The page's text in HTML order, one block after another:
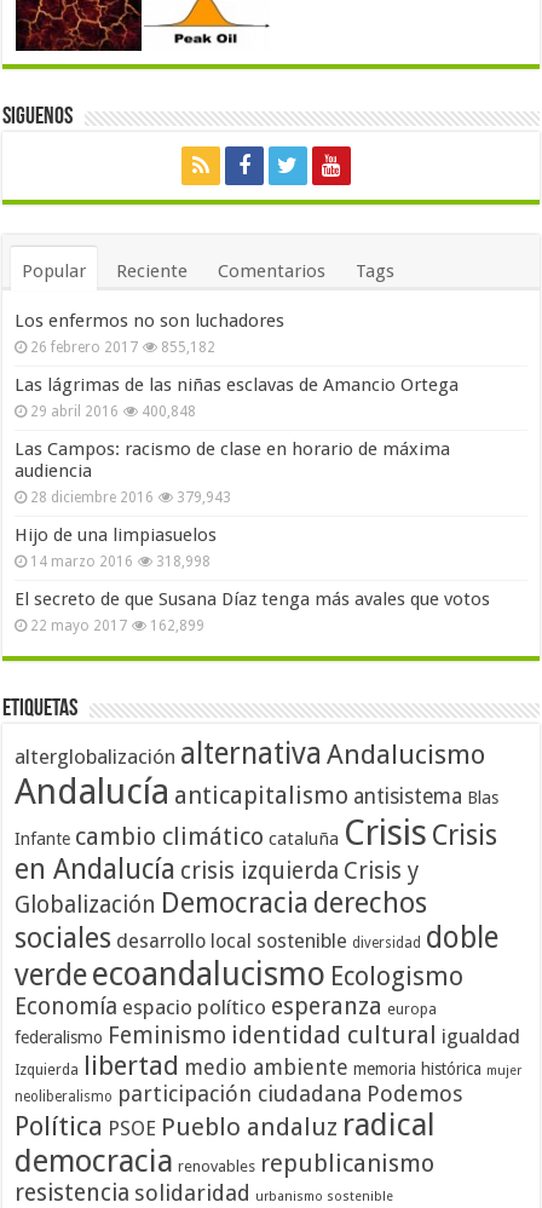
Siguenos
Popular Reciente Comentarios Tags
Los enfermos no son luchadores
26 febrero 2017 855,182
Las lágrimas de las niñas esclavas de Amancio Ortega
29 abril 2016 400,848
Las Campos: racismo de clase en horario de máxima
audiencia
28 diciembre 2016 379,943
Hijo de una limpiasuelos
14 marzo 2016 318,998
El secreto de que Susana Díaz tenga más avales que votos
22 mayo 2017 162,899
Etiquetas
alterglobalización alternativa Andalucismo
Andalucía anticapitalismo antisistema Blas
Infante cambio climático cataluña Crisis Crisis
en Andalucía crisis izquierda Crisis y
Globalización Democracia derechos
sociales desarrollo local sostenible diversidad doble
verdeecoandalucismo Ecologismo
Economía espacio político esperanza europa
federalismo Feminismo identidad cultural igualdad
Izquierda libertad medio ambiente memoria histórica mujer
neoliberalismo participación ciudadana Podemos
Política PSOE Pueblo andaluz radical
democracia renovables republicanismo
resistencia solidaridad urbanismo sostenible